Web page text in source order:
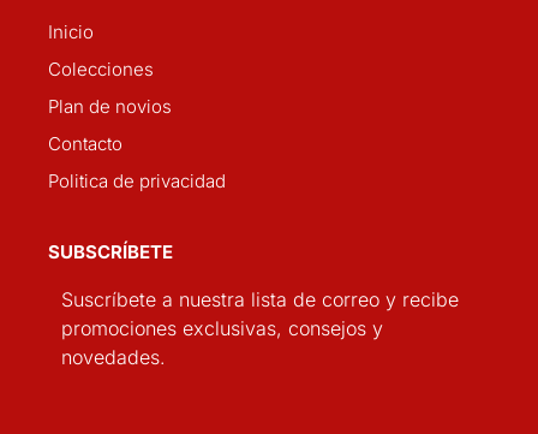
Inicio
Colecciones
Plan de novios
Contacto
Politica de privacidad
SUBSCRÍBETE
Suscríbete a nuestra lista de correo y recibe
promociones exclusivas, consejos y
novedades.